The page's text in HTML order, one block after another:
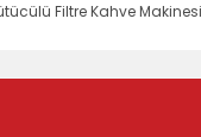
Filtre Kahve Makinesi